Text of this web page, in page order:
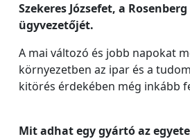
Szekeres Józsefet, a
ügyvezetőjét.
A mai változó és jobb napokat
környezetben az ipar és a
kitörés érdekében még inkább
Mit adhat egy gyártó az